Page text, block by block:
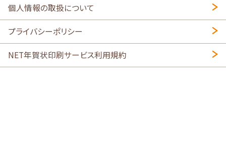
個人情報の取扱について
プライバシーポリシー
NET年賀状印刷サービス利用規約